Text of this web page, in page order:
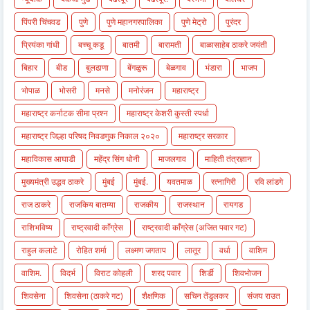
पिंपरी चिंचवड
पुणे पुणे महानगरपालिका पुणे मेट्रो
पुरंदर
प्रियंका गांधी
बच्चू कडू बातमी बारामती
बाळासाहेब ठाकरे जयंती
बिहार
बीड बुलढाणा बेंगळुरू बेळगाव भंडारा
भाजप
भोपाळ
भोसरी मनसे मनोरंजन
महाराष्ट्र
महाराष्ट्र कर्नाटक सीमा प्रश्न
महाराष्ट्र केशरी कुस्ती स्पर्धा
महाराष्ट्र जिल्हा परिषद निवडणुक निकाल २०२०
महाराष्ट्र सरकार
महाविकास आघाडी
महेंद्र सिंग धोनी माजलगाव
माहिती तंत्रज्ञान
मुख्यमंत्री उद्धव ठाकरे
मुंबई मुंबई. यवतमाळ रत्नागिरी
रवि लांडगे
राज ठाकरे
राजकिय बातम्या राजकीय राजस्थान
रायगड
राशिभविष्य
राष्ट्रवादी काँग्रेस
राष्ट्रवादी काँग्रेस (अजित पवार गट)
राहुल कलाटे
रोहित शर्मा लक्ष्मण जगताप लातूर वर्धा
वाशिम
वाशिम.
विदर्भ विराट कोहली शरद पवार शिर्डी
शिवभोजन
शिवसेना
शिवसेना (ठाकरे गट) शैक्षणिक सचिन तेंडुलकर संजय राउत